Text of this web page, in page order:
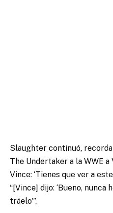
Slaughter continuó,
The Undertaker a la WWE
Vince: ‘Tienes que ver a
“[Vince] dijo: ‘Bueno, nunca
tráelo'”.